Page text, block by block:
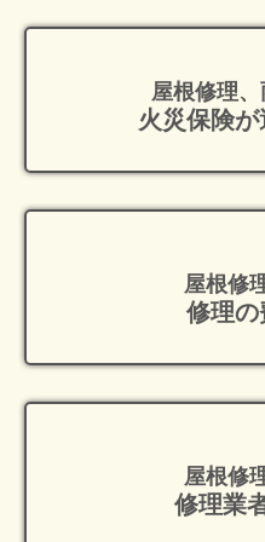
屋根修理
火災保険が
屋根修
修理の
屋根修
修理業